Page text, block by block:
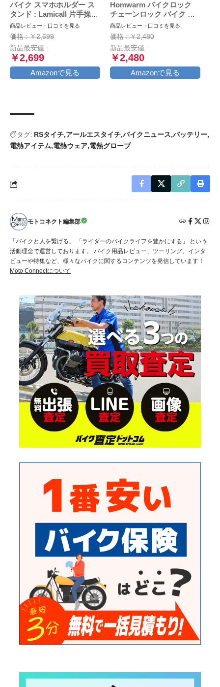
バイク スマホホルダー ス
タンド : Lamicall 片手操作
オートバイ ワンタッチ ス
マートフォンホルダー, ミ
ラーマウント付き,バイク用
携帯ホルダー,原付 スマホ
ホルダー, motorcycle
phone mount, 360度回転,
振動吸収, iPhone15 15Plus
商品レビュー・口コミを見る
価格 : ￥2,699
新品最安値 :
￥2,699
Amazonで見る
Homwarm バイクロック
チェーンロック バイク 自
転車 ワイヤーロック φ(直
径)22mm×1200ｍｍ 頑丈
盗難防止 鍵3本セット (ブ
ラック)
商品レビュー・口コミを見る
価格 : ￥2,480
新品最安値 :
￥2,480
Amazonで見る
タグ: RSタイチ アールエスタイチ バイクニュース バッテリー
電熱アイテム 電熱ウェア 電熱グローブ
モトコネクト編集部
「バイクと人を繋げる」 「ライダーのバイクライフを豊かにする」 という
活動理念で運営しております。 バイク用品レビュー、ツーリング、インタ
ビューや特集など、様々なバイクに関するコンテンツを発信しています！
Moto Connectについて